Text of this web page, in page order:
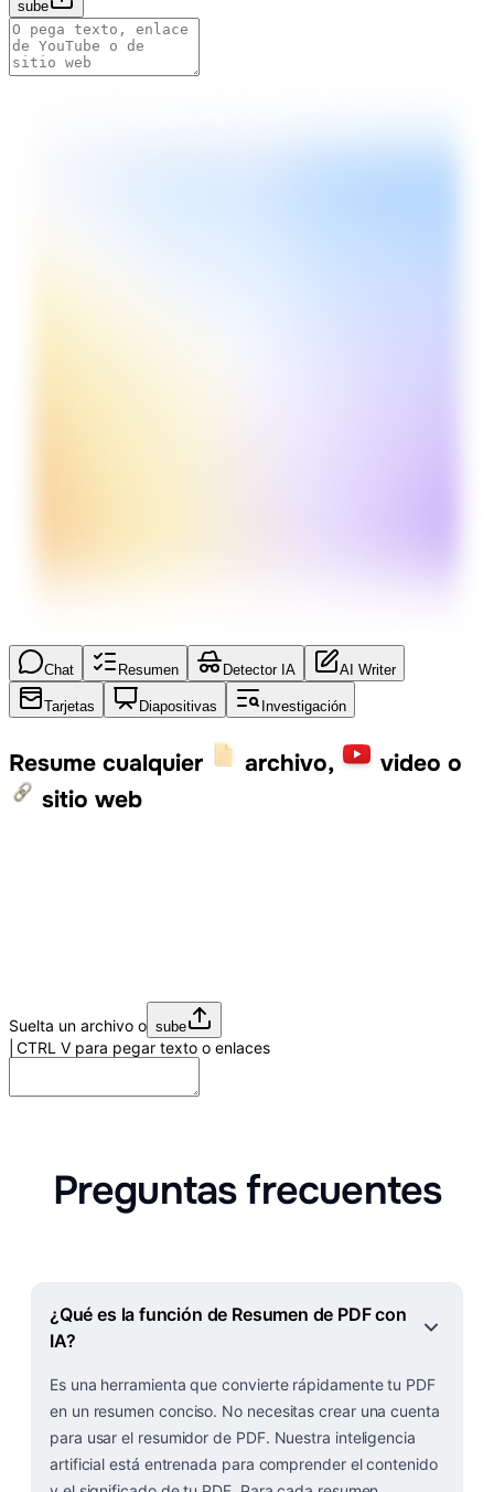
sube
Chat Resumen Detector IA AI Writer
Tarjetas Diapositivas Investigación
Resume cualquier archivo,
video o
sitio web
Suelta un archivo o sube
CTRL V para pegar texto o enlaces
Preguntas frecuentes
¿Qué es la función de Resumen de PDF con
IA?
Es una herramienta que convierte rápidamente tu PDF
en un resumen conciso. No necesitas crear una cuenta
para usar el resumidor de PDF. Nuestra inteligencia
artificial está entrenada para comprender el contenido